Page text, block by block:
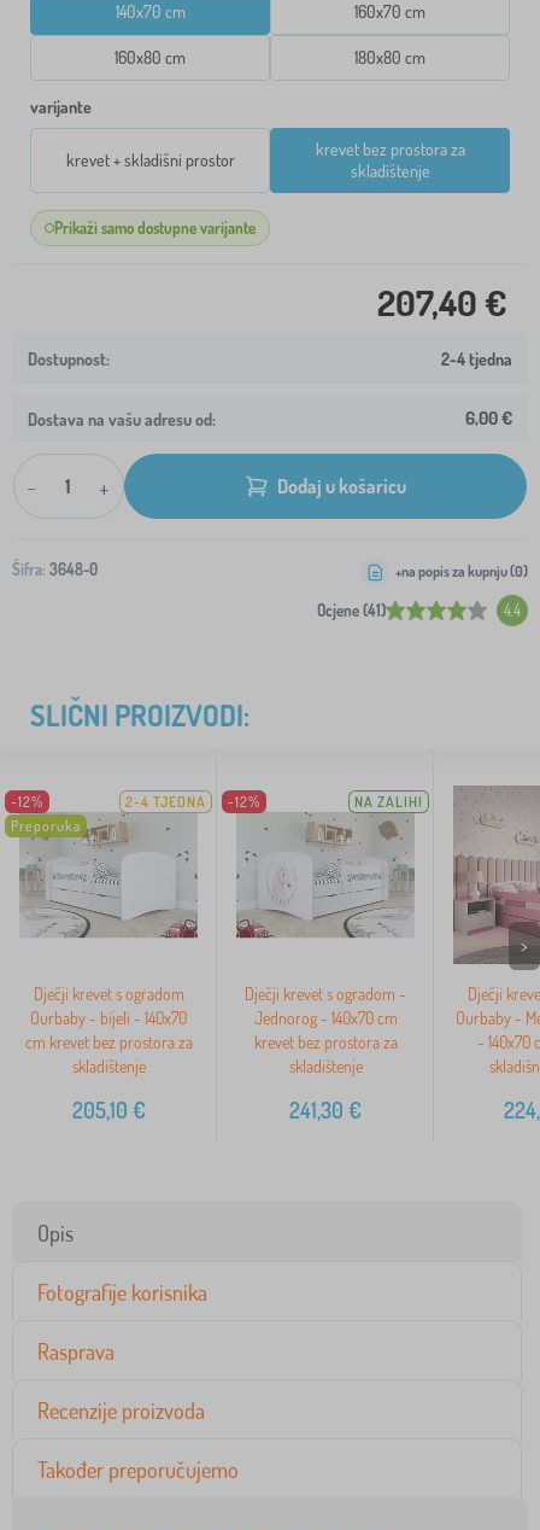
140x70 cm 160x70 cm
160x80 cm 180x80 cm
varijante
krevet + skladišni prostor
krevet bez prostora za
skladištenje
Prikaži samo dostupne varijante
207,40 €
2-4 tjedna
Dostava na vašu adresu od: 6,00 €
- + Dodaj u košaricu
Šifra: 3648-0
Ocjene (41) 4.4
+na popis za kupnju (0)
SLIČNI PROIZVODI:
-12%
Preporuka
2-4 TJEDNA
Dječji krevet s ogradom
Ourbaby - bijeli - 140x70
cm krevet bez prostora za
skladištenje
205,10 €
-12% NA ZALIHI
Dječji krevet s ogradom -
Jednorog - 140x70 cm
krevet bez prostora za
skladištenje
241,30 €
Dječji
Ourbaby -
- 140x70
>
Opis
Fotografije korisnika
Rasprava
Recenzije proizvoda
Također preporučujemo